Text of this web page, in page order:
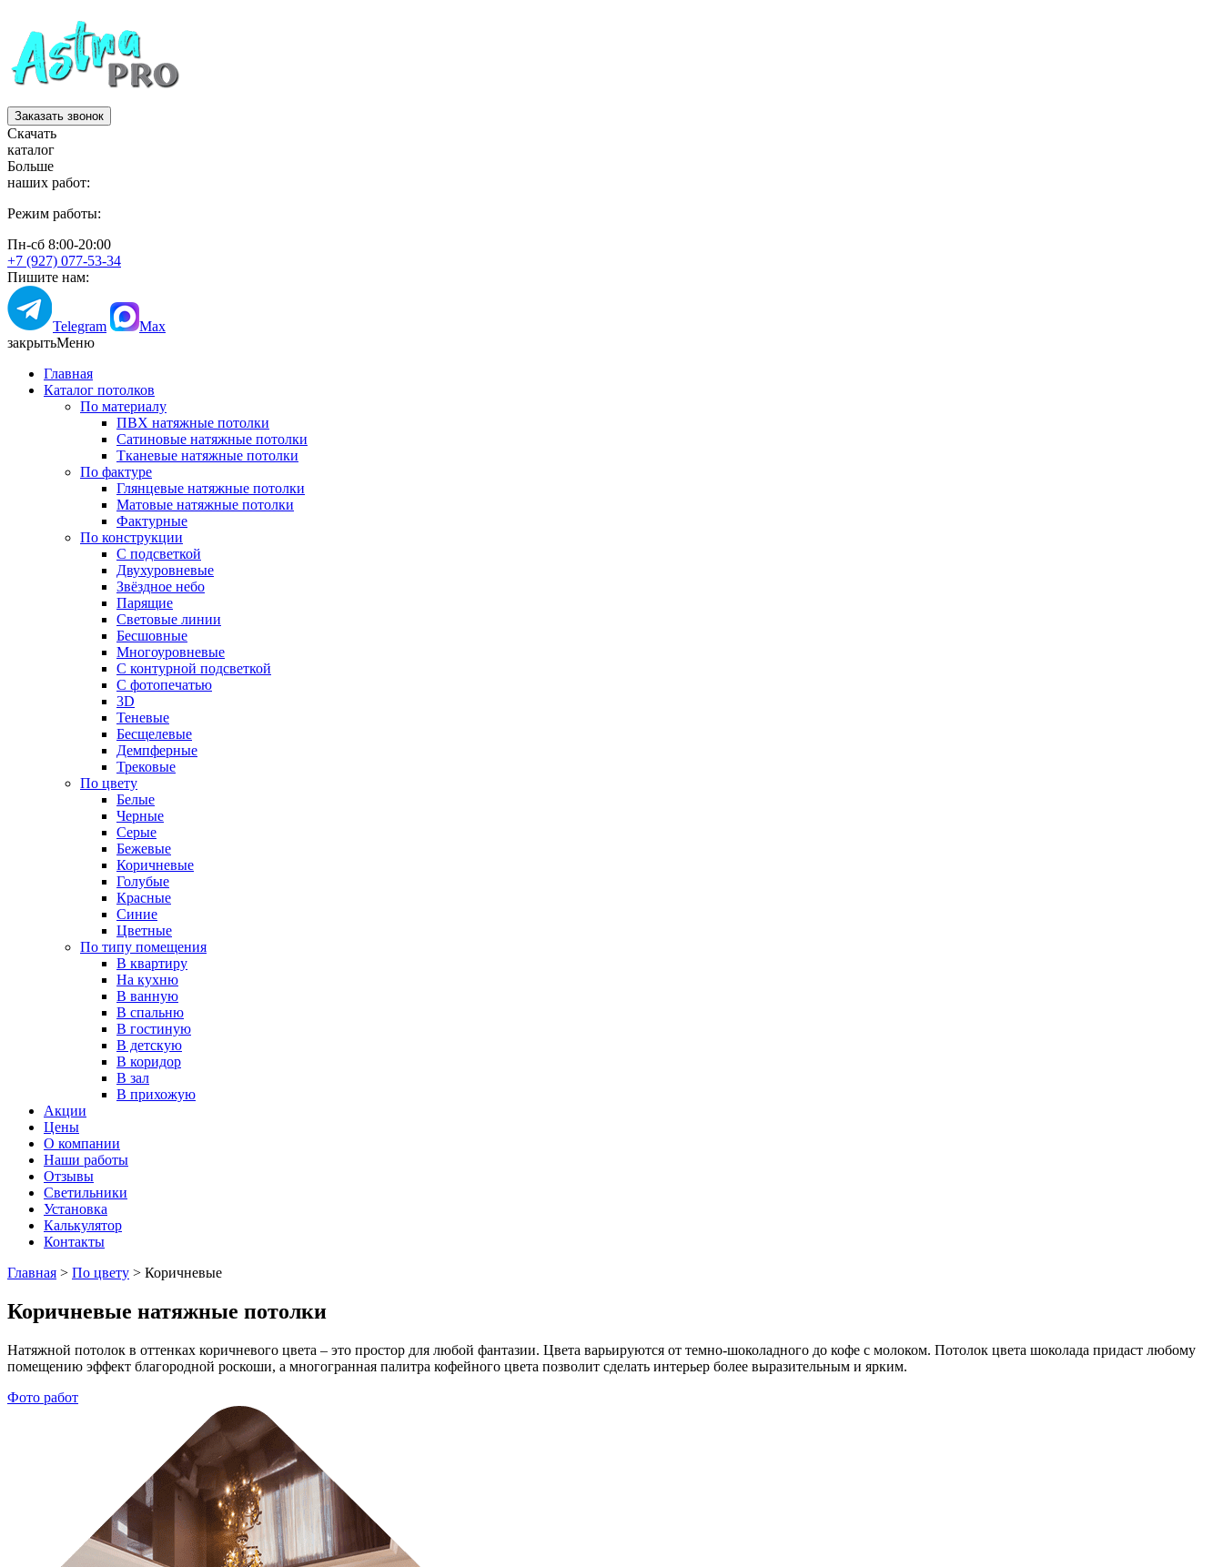
Заказать звонок
Скачать
каталог
Больше
наших работ:
Режим работы:
Пн-сб 8:00-20:00
+7 (927) 077-53-34
Пишите нам:
Telegram
Max
закрытьМеню
Главная
Каталог потолков
По материалу
ПВХ натяжные потолки
Сатиновые натяжные потолки
Тканевые натяжные потолки
По фактуре
Глянцевые натяжные потолки
Матовые натяжные потолки
Фактурные
По конструкции
С подсветкой
Двухуровневые
Звёздное небо
Парящие
Световые линии
Бесшовные
Многоуровневые
С контурной подсветкой
С фотопечатью
3D
Теневые
Бесщелевые
Демпферные
Трековые
По цвету
Белые
Черные
Серые
Бежевые
Коричневые
Голубые
Красные
Синие
Цветные
По типу помещения
В квартиру
На кухню
В ванную
В спальню
В гостиную
В детскую
В коридор
В зал
В прихожую
Акции
Цены
О компании
Наши работы
Отзывы
Светильники
Установка
Калькулятор
Контакты
Главная > По цвету > Коричневые
Коричневые натяжные потолки
Натяжной потолок в оттенках коричневого цвета – это простор для любой фантазии. Цвета варьируются от темно-шоколадного до кофе с молоком. Потолок цвета шоколада придаст любому
помещению эффект благородной роскоши, а многогранная палитра кофейного цвета позволит сделать интерьер более выразительным и ярким.
Фото работ